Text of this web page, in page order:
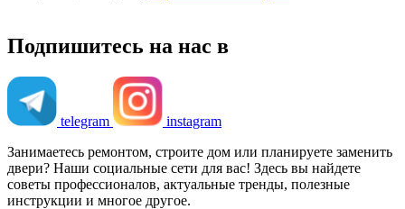
Подпишитесь на нас в
telegram
instagram
Занимаетесь ремонтом, строите дом или планируете заменить
двери? Наши социальные сети для вас! Здесь вы найдете
советы профессионалов, актуальные тренды, полезные
инструкции и многое другое.